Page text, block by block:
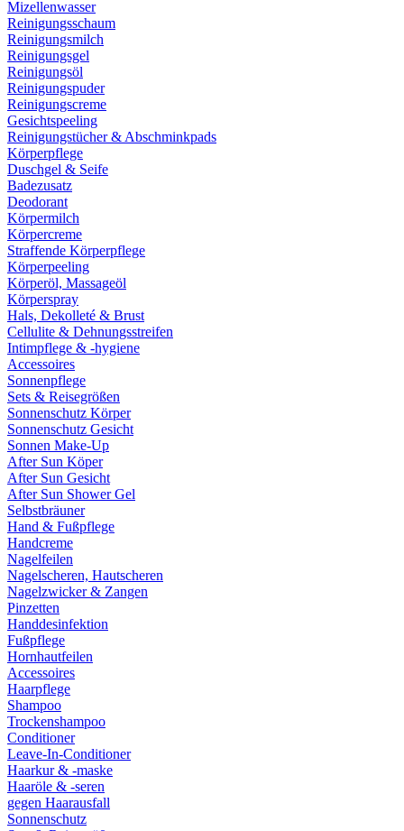
Mizellenwasser
Reinigungsschaum
Reinigungsmilch
Reinigungsgel
Reinigungsöl
Reinigungspuder
Reinigungscreme
Gesichtspeeling
Reinigungstücher & Abschminkpads
Körperpflege
Duschgel & Seife
Badezusatz
Deodorant
Körpermilch
Körpercreme
Straffende Körperpflege
Körperpeeling
Körperöl, Massageöl
Körperspray
Hals, Dekolleté & Brust
Cellulite & Dehnungsstreifen
Intimpflege & -hygiene
Accessoires
Sonnenpflege
Sets & Reisegrößen
Sonnenschutz Körper
Sonnenschutz Gesicht
Sonnen Make-Up
After Sun Köper
After Sun Gesicht
After Sun Shower Gel
Selbstbräuner
Hand & Fußpflege
Handcreme
Nagelfeilen
Nagelscheren, Hautscheren
Nagelzwicker & Zangen
Pinzetten
Handdesinfektion
Fußpflege
Hornhautfeilen
Accessoires
Haarpflege
Shampoo
Trockenshampoo
Conditioner
Leave-In-Conditioner
Haarkur & -maske
Haaröle & -seren
gegen Haarausfall
Sonnenschutz